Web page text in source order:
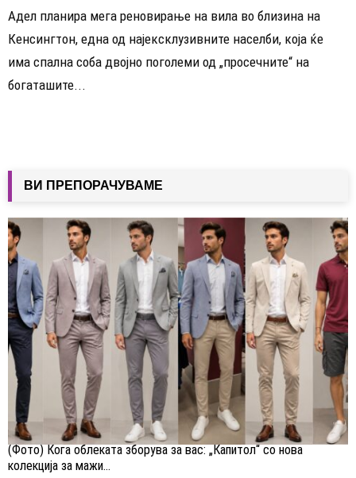
Адел планира мега реновирање на вила во близина на
Кенсингтон, една од најексклузивните населби, која ќе
има спална соба двојно поголеми од „просечните“ на
богаташите...
ВИ ПРЕПОРАЧУВАМЕ
(Фото) Кога облеката зборува за вас: „Капитол“ со нова
колекција за мажи...